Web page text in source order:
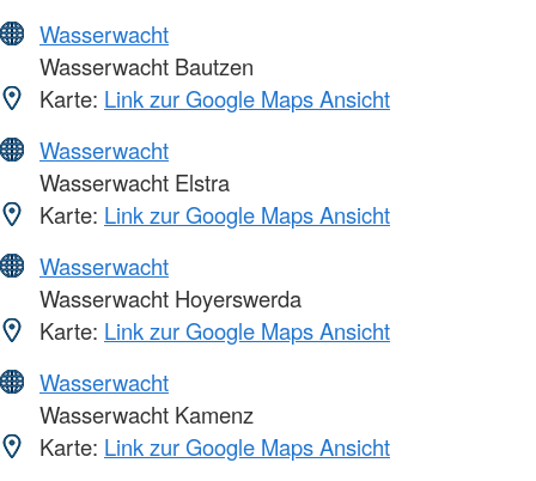
Wasserwacht
Wasserwacht Bautzen
Karte: Link zur Google Maps Ansicht
Wasserwacht
Wasserwacht Elstra
Karte: Link zur Google Maps Ansicht
Wasserwacht
Wasserwacht Hoyerswerda
Karte: Link zur Google Maps Ansicht
Wasserwacht
Wasserwacht Kamenz
Karte: Link zur Google Maps Ansicht